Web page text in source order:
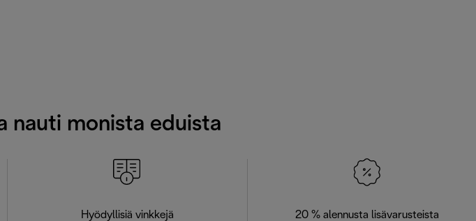
nauti monista eduista
Hyödyllisiä vinkkejä 20 % alennusta lisävarusteista